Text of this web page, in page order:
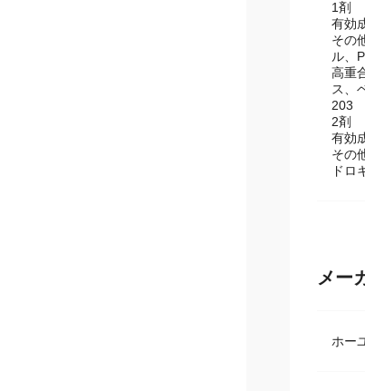
●全成
1剤
有効
その
ル、
高重
ス、
203
2剤
有効
その